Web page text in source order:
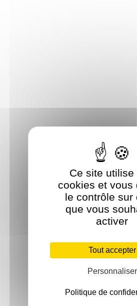
Ce site utilise
cookies et vous
le contrôle sur
que vous
activer
Tout accepter
Personnaliser
Politique de